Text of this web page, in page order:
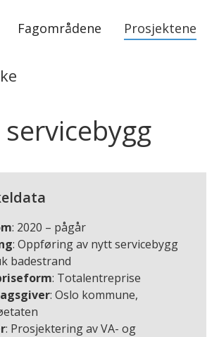
Fagområdene Prosjektene
: 2020 – pågår
: Oppføring av nytt servicebygg
badestrand
: Totalentreprise
: Oslo kommune,
: Prosjektering av VA- og